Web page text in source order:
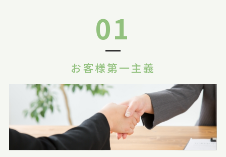
01
お客様第一主義